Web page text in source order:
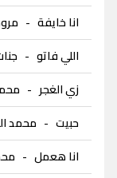
انا خايفة -
اللي فاتو -
زي الغجر -
حبيت - محمد
انا هعمل -